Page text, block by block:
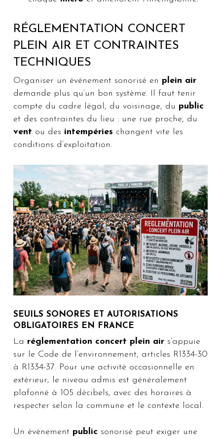
RÉGLEMENTATION CONCERT
PLEIN AIR ET CONTRAINTES
TECHNIQUES
Organiser un événement sonorisé en plein air
demande plus qu’un bon système. Il faut tenir
compte du cadre légal, du voisinage, du public
et des contraintes du lieu : une rue proche, du
vent ou des intempéries changent vite les
conditions d’exploitation.
SEUILS SONORES ET AUTORISATIONS
OBLIGATOIRES EN FRANCE
La réglementation concert plein airs’appuie
sur le Code de l’environnement, articles R1334-30
à R1334-37. Pour une activité occasionnelle en
extérieur, le niveau admis est généralement
plafonné à 105 décibels, avec des horaires à
respecter selon la commune et le contexte local.
Un événement publicsonorisé peut exiger une